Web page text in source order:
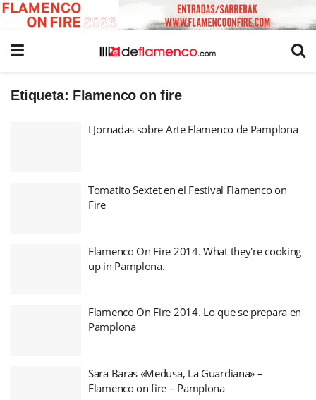
Etiqueta: Flamenco on fire
I Jornadas sobre Arte Flamenco de Pamplona
Tomatito Sextet en el Festival Flamenco on
Fire
Flamenco On Fire 2014. What they're cooking
up in Pamplona.
Flamenco On Fire 2014. Lo que se prepara en
Pamplona
Sara Baras «Medusa, La Guardiana» –
Flamenco on fire – Pamplona